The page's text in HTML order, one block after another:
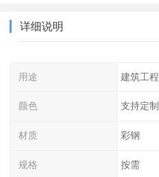
详细说明
用途 建筑工程
颜色 支持定制
材质 彩钢
规格 按需